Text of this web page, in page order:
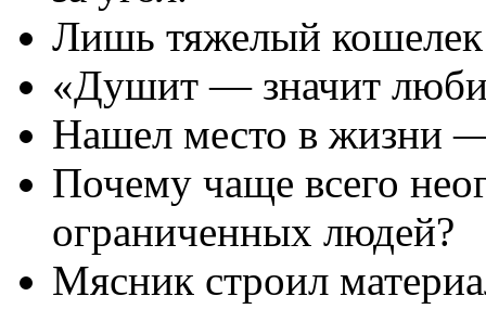
Лишь тяжелый кошелек
«Душит — значит
Нашел место в жизни
Почему чаще всего
ограниченных людей?
Мясник строил